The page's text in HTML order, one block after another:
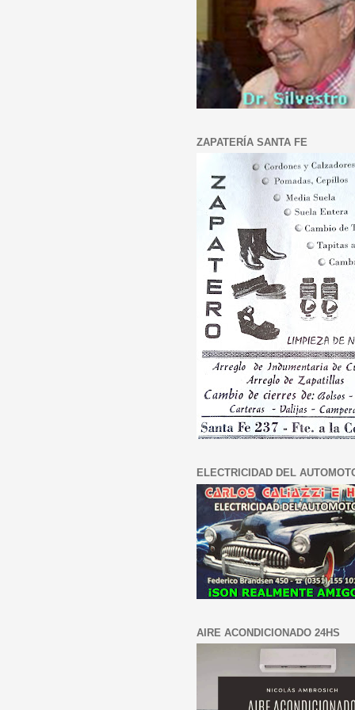
ZAPATERÍA SANTA FE
ELECTRICIDAD DEL
AIRE ACONDICIONADO 24HS